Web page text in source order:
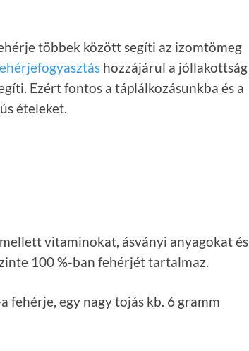
többek között segíti az izomtömeg
hozzájárul a jóllakottság
Ezért fontos a táplálkozásunkba és a
ételeket.
vitaminokat, ásványi anyagokat és
100 %-ban fehérjét tartalmaz.
fehérje, egy nagy tojás kb. 6 gramm